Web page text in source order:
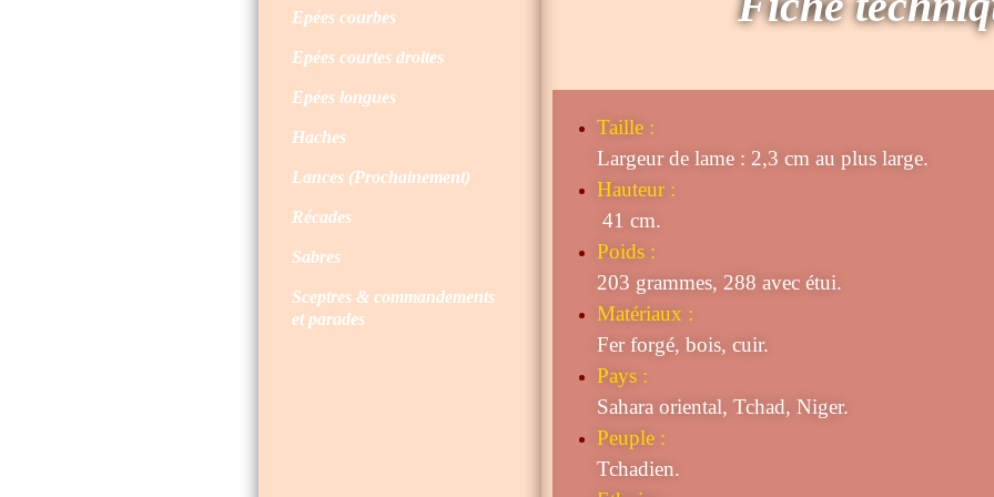
Epées courbes
Epées courtes droites
Epées longues
Haches
Lances (Prochainement)
Récades
Sabres
Sceptres & commandements
et parades
Taille:
Largeur de lame : 2,3 cm au plus large.
Hauteur :
41 cm.
Poids :
203 grammes, 288 avec étui.
Matériaux :
Fer forgé, bois, cuir.
Pays :
Sahara oriental, Tchad, Niger.
Peuple :
Tchadien.